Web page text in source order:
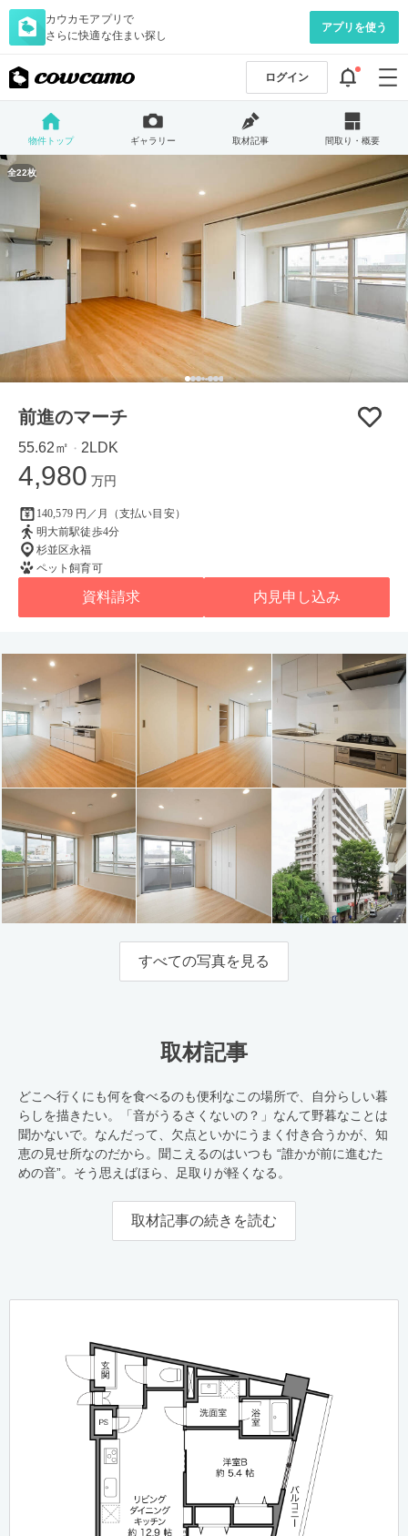
カウカモアプリで
さらに快適な住まい探し
アプリを使う
ログイン
物件トップ ギャラリー 取材記事 間取り・概要
全22枚
前進のマーチ
55.62㎡ ・ 2LDK
4,980 万円
140,579 円／月（支払い目安）
明大前駅徒歩4分
杉並区永福
ペット飼育可
資料請求 内見申し込み
すべての写真を見る
取材記事
どこへ行くにも何を食べるのも便利なこの場所で、自分らしい暮
らしを描きたい。「音がうるさくないの？」なんて野暮なことは
聞かないで。なんだって、欠点といかにうまく付き合うかが、知
恵の見せ所なのだから。聞こえるのはいつも “誰かが前に進むた
めの音”。そう思えばほら、足取りが軽くなる。
取材記事の続きを読む